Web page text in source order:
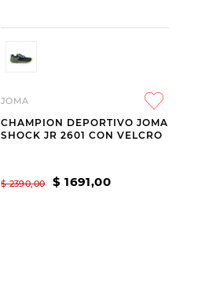
JOMA
CHAMPION DEPORTIVO JOMA
SHOCK JR 2601 CON VELCRO
$ 2390,00 $ 1691,00